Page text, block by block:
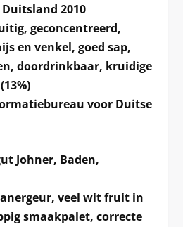
2010
geconcentreerd,
en venkel, goed sap,
doordrinkbaar, kruidige
voor Duitse
Johner, Baden,
veel wit fruit in
smaakpalet, correcte